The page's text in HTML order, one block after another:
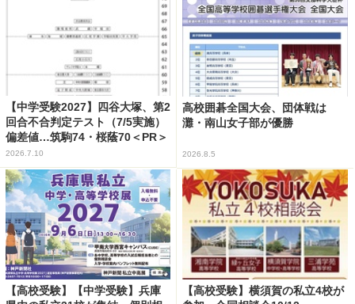
【中学受験2027】四谷大塚、第2
回合不合判定テスト（7/5実施）
偏差値…筑駒74・桜蔭70＜PR＞
2026.7.10
高校囲碁全国大会、団体戦は
灘・南山女子部が優勝
2026.8.5
【高校受験】【中学受験】兵庫
【高校受験】横須賀の私立4校が